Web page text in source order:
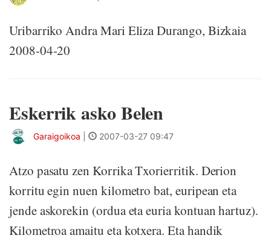
Uribarriko Andra Mari Eliza Durango, Bizkaia
2008-04-20
Eskerrik asko Belen
Garaigoikoa 2007-03-27 09:47
Atzo pasatu zen Korrika Txorierritik. Derion
korritu egin nuen kilometro bat, euripean eta
jende askorekin (ordua eta euria kontuan hartuz).
Kilometroa amaitu eta kotxera. Eta handik